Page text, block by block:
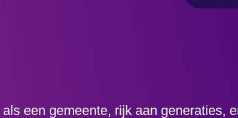
een gemeente, rijk aan generaties,